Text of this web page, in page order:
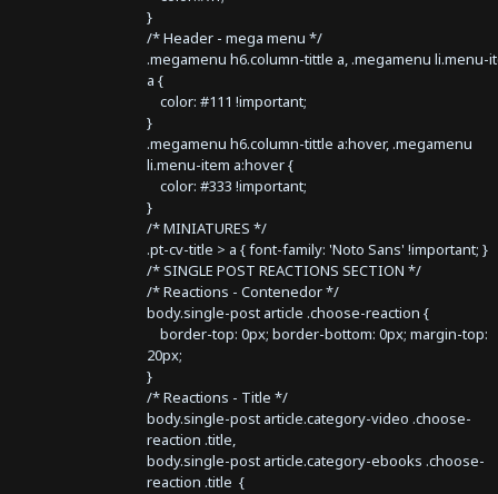
}
/* Header - mega menu */
.megamenu h6.column-tittle a, .megamenu li.menu-
a {
color: #111 !important;
}
.megamenu h6.column-tittle a:hover, .megamenu
li.menu-item a:hover {
color: #333 !important;
}
/* MINIATURES */
.pt-cv-title > a { font-family: 'Noto Sans' !important; }
/* SINGLE POST REACTIONS SECTION */
/* Reactions - Contenedor */
body.single-post article .choose-reaction {
border-top: 0px; border-bottom: 0px; margin-top:
20px;
}
/* Reactions - Title */
body.single-post article.category-video .choose-
reaction .title,
body.single-post article.category-ebooks .choose-
reaction .title {